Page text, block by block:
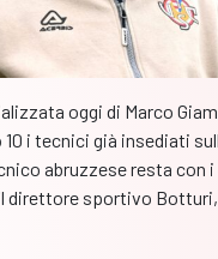
oggi di Marco
i tecnici già insediati
abruzzese resta con
direttore sportivo